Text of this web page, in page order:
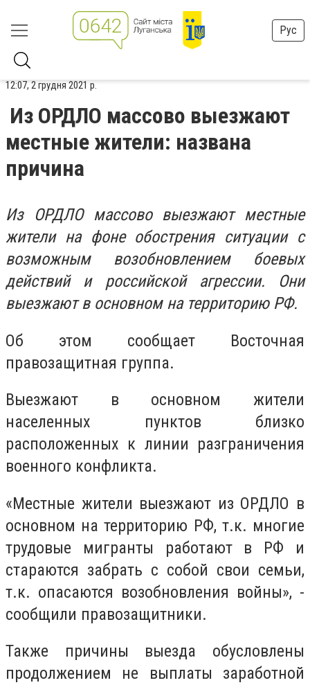
Рус
12:07, 2 грудня 2021 р.
Из ОРДЛО массово выезжают
местные жители: названа
причина
Из ОРДЛО массово выезжают местные
жители на фоне обострения ситуации с
возможным возобновлением боевых
действий и российской агрессии. Они
выезжают в основном на территорию РФ.
Об этом сообщает Восточная
правозащитная группа.
Выезжают в основном жители
населенных пунктов близко
расположенных к линии разграничения
военного конфликта.
«Местные жители выезжают из ОРДЛО в
основном на территорию РФ, т.к. многие
трудовые мигранты работают в РФ и
стараются забрать с собой свои семьи,
т.к. опасаются возобновления войны», -
сообщили правозащитники.
Также причины выезда обусловлены
продолжением не выплаты заработной